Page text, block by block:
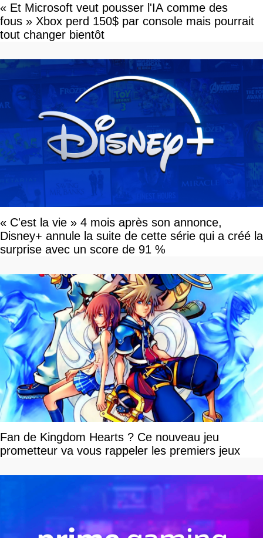
« Et Microsoft veut pousser l'IA comme des
fous » Xbox perd 150$ par console mais pourrait
tout changer bientôt
« C'est la vie » 4 mois après son annonce,
Disney+ annule la suite de cette série qui a créé la
surprise avec un score de 91 %
Fan de Kingdom Hearts ? Ce nouveau jeu
prometteur va vous rappeler les premiers jeux